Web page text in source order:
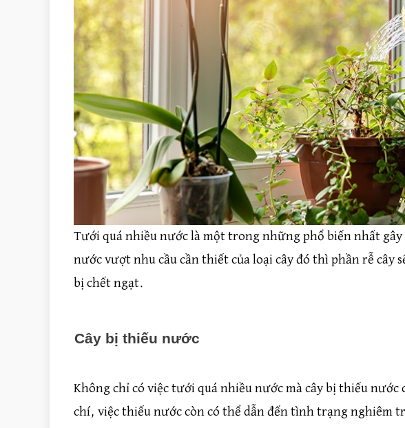
Tưới quá nhiều nước là một trong những phổ biến nhất
nước vượt nhu cầu cần thiết của loại cây đó thì phần rễ cây
bị chết ngạt.
Cây bị thiếu nước
Không chỉ có việc tưới quá nhiều nước mà cây bị thiếu nước
chí, việc thiếu nước còn có thể dẫn đến tình trạng nghiêm